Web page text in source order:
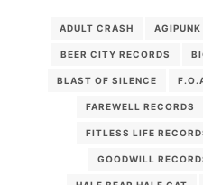
ADULT CRASH AGIPUNK
BEER CITY RECORDS
BLAST OF SILENCE
FAREWELL RECORDS
FITLESS LIFE
GOODWILL